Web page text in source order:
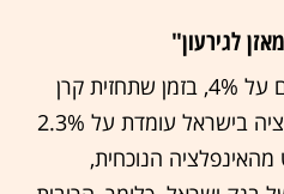
לגירעון"
ריבית בנק ישראל עומדת כיום על 4%, בזמן שתחזית קרן
המטבע הבינלאומית לאינפלציה בישראל עומדת על 2.3%
מהאינפלציה הנוכחית,